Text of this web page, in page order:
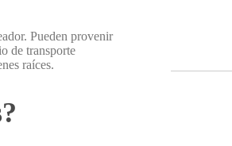
Pueden provenir
de transporte
raíces.